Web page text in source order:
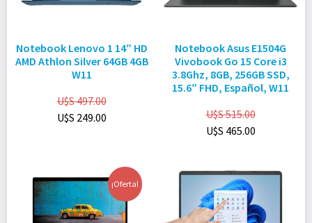
Notebook Lenovo 1 14″ HD
AMD Athlon Silver 64GB 4GB
W11
U$S497.00
U$S 249.00
Notebook Asus E1504G
Vivobook Go 15 Core i3
3.8Ghz, 8GB, 256GB SSD,
15.6″ FHD, Español, W11
U$S515.00
U$S 465.00
¡Oferta!